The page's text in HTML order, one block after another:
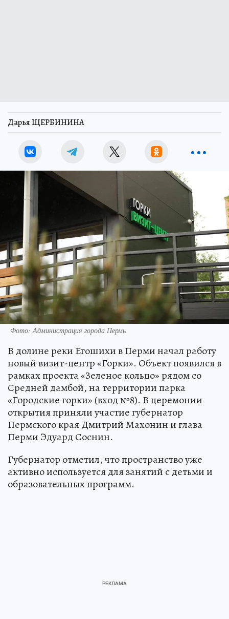
Дарья ЩЕРБИНИНА
Фото: Администрация города Пермь
В долине реки Егошихи в Перми начал работу
новый визит-центр «Горки». Объект появился в
рамках проекта «Зеленое кольцо» рядом со
Средней дамбой, на территории парка
«Городские горки» (вход №8). В церемонии
открытия приняли участие губернатор
Пермского края Дмитрий Махонин и глава
Перми Эдуард Соснин.
Губернатор отметил, что пространство уже
активно используется для занятий с детьми и
образовательных программ.